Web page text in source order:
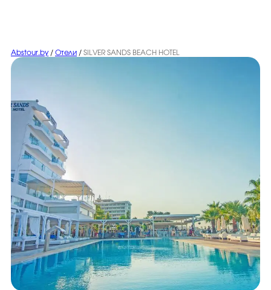
Abstour.by / Отели / SILVER SANDS BEACH HOTEL